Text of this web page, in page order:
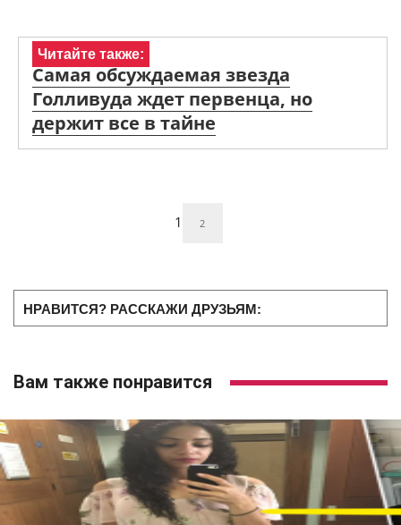
Читайте также:
Самая обсуждаемая звезда
Голливуда ждет первенца, но
держит все в тайне
1 2
НРАВИТСЯ? РАССКАЖИ ДРУЗЬЯМ:
Вам также понравится